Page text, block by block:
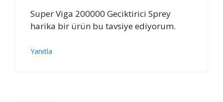
Super Viga 200000 Geciktirici Sprey
harika bir ürün bu tavsiye ediyorum.
Yanıtla